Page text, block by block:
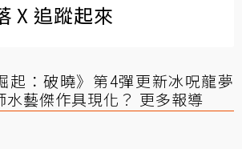
X 追蹤起來
起：破曉》第4彈更新冰呪龍夢
水藝傑作具現化？ 更多報導